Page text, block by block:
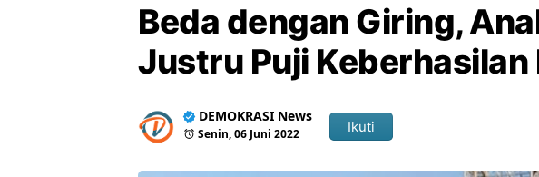
Beda dengan Giring,
Justru Puji Keberhasilan
DEMOKRASI News
Senin, 06 Juni 2022 Ikuti